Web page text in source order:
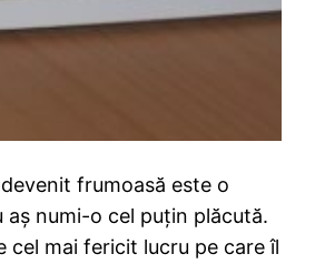
frumoasă este o
aș numi-o cel puțin plăcută.
cel mai fericit lucru pe care îl